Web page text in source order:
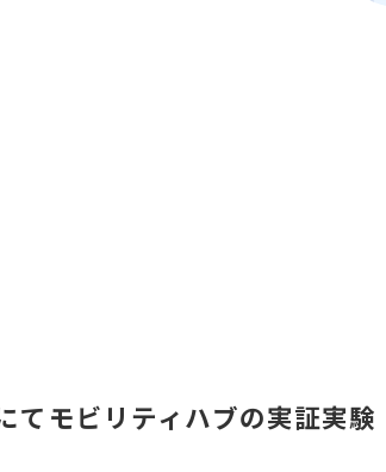
てモビリティハブの実証実験